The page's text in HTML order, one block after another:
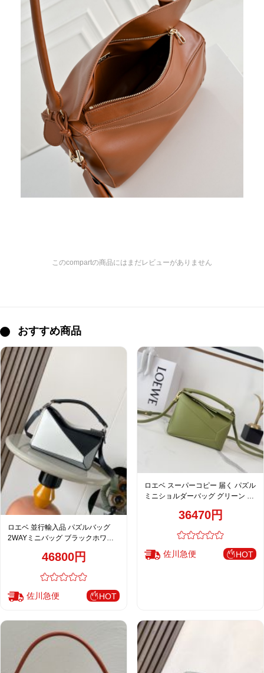
このcompartの商品にはまだレビューがありません
おすすめ商品
ロエベ 並行輸入品 パズルバッグ
2WAYミニバッグ ブラックホワイ
46800円
佐川急便 HOT
ロエベ スーパーコピー 届く パズル
ミニショルダーバッグ グリーン 激
36470円
佐川急便 HOT